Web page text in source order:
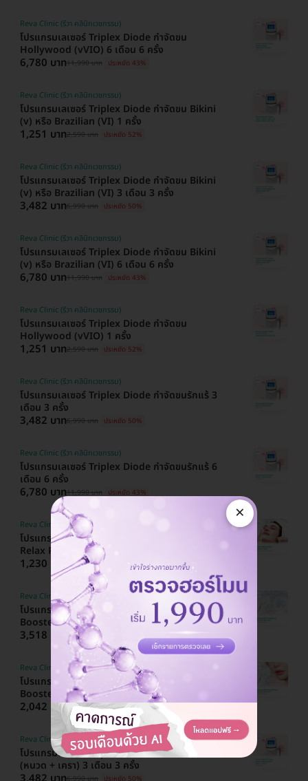
โปรแกรมเลเซอร์ Triplex Diode กำจัดขน
Hollywood (vVIO) 6 เดือน 6 ครั้ง
Reva Clinic (รีวา คลินิกเวชกรรม)
6,780 บาท11,990 บาท ประหยัด 43%
โปรแกรมเลเซอร์ Triplex Diode กำจัดขน Bikini
(v) หรือ Brazilian (VI) 1 ครั้ง
Reva Clinic (รีวา คลินิกเวชกรรม)
1,251 บาท2,590 บาท ประหยัด 52%
โปรแกรมเลเซอร์ Triplex Diode กำจัดขน Bikini
(v) หรือ Brazilian (VI) 3 เดือน 3 ครั้ง
Reva Clinic (รีวา คลินิกเวชกรรม)
3,482 บาท6,990 บาท ประหยัด 50%
โปรแกรมเลเซอร์ Triplex Diode กำจัดขน Bikini
(v) หรือ Brazilian (VI) 6 เดือน 6 ครั้ง
Reva Clinic (รีวา คลินิกเวชกรรม)
6,780 บาท11,990 บาท ประหยัด 43%
โปรแกรมเลเซอร์ Triplex Diode กำจัดขน
Hollywood (vVIO) 1 ครั้ง
Reva Clinic (รีวา คลินิกเวชกรรม)
1,251 บาท2,590 บาท ประหยัด 52%
โปรแกรมเลเซอร์ Triplex Diode กำจัดขนรักแร้ 3
เดือน 3 ครั้ง
Reva Clinic (รีวา คลินิกเวชกรรม)
3,482 บาท6,990 บาท ประหยัด 50%
โปรแกรมเลเซอร์ Triplex Diode กำจัดขนรักแร้ 6
เดือน 6 ครั้ง
Reva Clinic (รีวา คลินิกเวชกรรม)
6,780 บาท11,990 บาท ประหยัด 43%
โปรแกรมทรีตเมนต์หน้า ฟื้นฟูและบำรุงผิว (Reva
Relax Program) 7 ขั้นตอน
Reva Clinic (รีวา คลินิกเวชกรรม)
1,230 บาท2,500 บาท ประหยัด 51%
โปรแกรมผลักวิตามินสู่ผิวหน้า ด้วย Pulse
Booster® (Skin Pulse Booster)
Reva Clinic (รีวา คลินิกเวชกรรม)
3,518 บาท 7,000 บาท
โปรแกรมผลักวิตามินสู่ริมฝีปาก ด้วย Pulse
Booster® (Kiss Pulse Booster)
Reva Clinic (รีวา คลินิกเวชกรรม)
2,042 บาท 2,500 บาท ประหยัด 18%
โปรแกรมเลเซอร์ Triplex Diode กำจัดขนทั่วหน้า
(หนวด + เครา) 3 เดือน 3 ครั้ง
Reva Clinic (รีวา คลินิกเวชกรรม)
×